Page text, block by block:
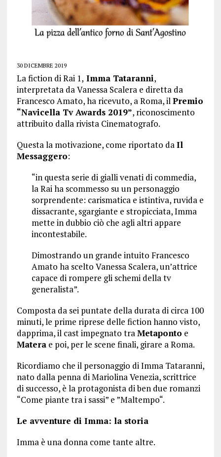
30 DICEMBRE 2019
La fiction di Rai 1, Imma Tataranni,
interpretata da Vanessa Scalera e diretta da
Francesco Amato, ha ricevuto, a Roma, ilPremio
“Navicella Tv Awards 2019”, riconoscimento
attribuito dalla rivista Cinematografo.
Questa la motivazione, come riportato daIl
Messaggero:
“in questa serie di gialli venati di commedia,
la Rai ha scommesso su un personaggio
sorprendente: carismatica e istintiva, ruvida e
dissacrante, sgargiante e stropicciata, Imma
mette in dubbio ciò che agli altri appare
incontestabile.
Dimostrando un grande intuito Francesco
Amato ha scelto Vanessa Scalera, un’attrice
capace di rompere gli schemi della tv
generalista”.
Composta da sei puntate della durata di circa 100
minuti, le prime riprese delle fiction hanno visto,
dapprima, il cast impegnato traMetaponto e
Materae poi, per le scene finali, girare a Roma.
Ricordiamo che il personaggio di Imma Tataranni,
nato dalla penna di Mariolina Venezia, scrittrice
di successo, è la protagonista di ben due romanzi
“Come piante tra i sassi” e ”Maltempo“.
Le avventure di Imma: la storia
Imma è una donna come tante altre.